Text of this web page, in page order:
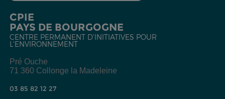
CPIE
PAYS DE BOURGOGNE
CENTRE PERMANENT D'INITIATIVES POUR
L'ENVIRONNEMENT
Pré Ouche
71 360 Collonge la Madeleine
03 85 82 12 27